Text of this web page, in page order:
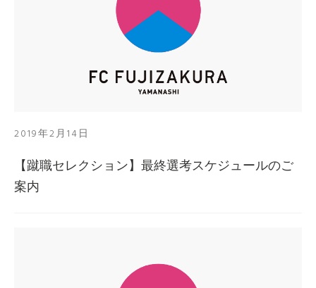
2019年2月14日
【蹴職セレクション】最終選考スケジュールのご
案内